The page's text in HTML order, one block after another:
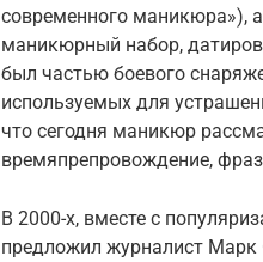
современного маникюра»),
маникюрный набор,
был частью боевого
используемых для
что сегодня маникюр
времяпрепровождение,
В 2000-х, вместе с
предложил журналист